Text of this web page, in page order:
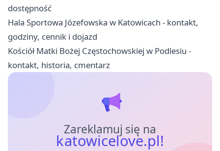
dostępność
Hala Sportowa Józefowska w Katowicach - kontakt,
godziny, cennik i dojazd
Kościół Matki Bożej Częstochowskiej w Podlesiu -
kontakt, historia, cmentarz
Zareklamuj się na
katowicelove.pl!